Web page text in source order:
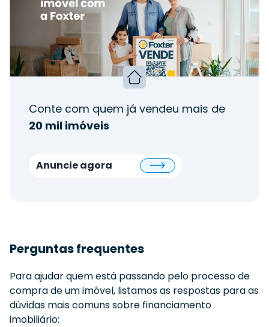
Conte com quem já vendeu mais de
20 mil imóveis
Anuncie agora
Perguntas frequentes
Para ajudar quem está passando pelo processo de
compra de um imóvel, listamos as respostas para as
dúvidas mais comuns sobre financiamento
imobiliário: